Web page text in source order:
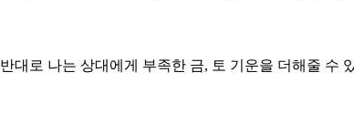
대로 나는 상대에게 부족한 금, 토 기운을 더해줄 수